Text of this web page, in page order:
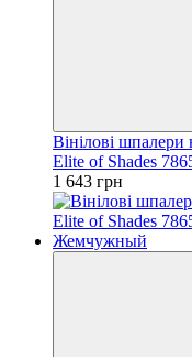
Вінілові шпалери
Elite of Shades
1 643 грн